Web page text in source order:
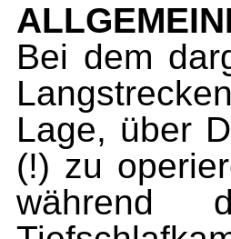
Bei dem
Lage, über
(!) zu
während